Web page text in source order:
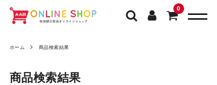
0
ホーム 商品検索結果
商品検索結果